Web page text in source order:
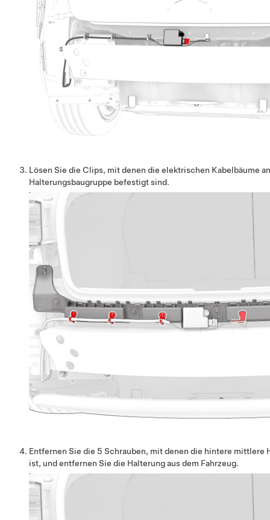
Lösen Sie die Clips, mit denen die elektrischen Kabelbäume
Halterungsbaugruppe befestigt sind.
Entfernen Sie die 5 Schrauben, mit denen die hintere mittlere
ist, und entfernen Sie die Halterung aus dem Fahrzeug.